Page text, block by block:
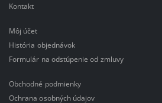
Kontakt
Môj účet
História objednávok
Formulár na odstúpenie od zmluvy
Obchodné podmienky
Ochrana osobných údajov